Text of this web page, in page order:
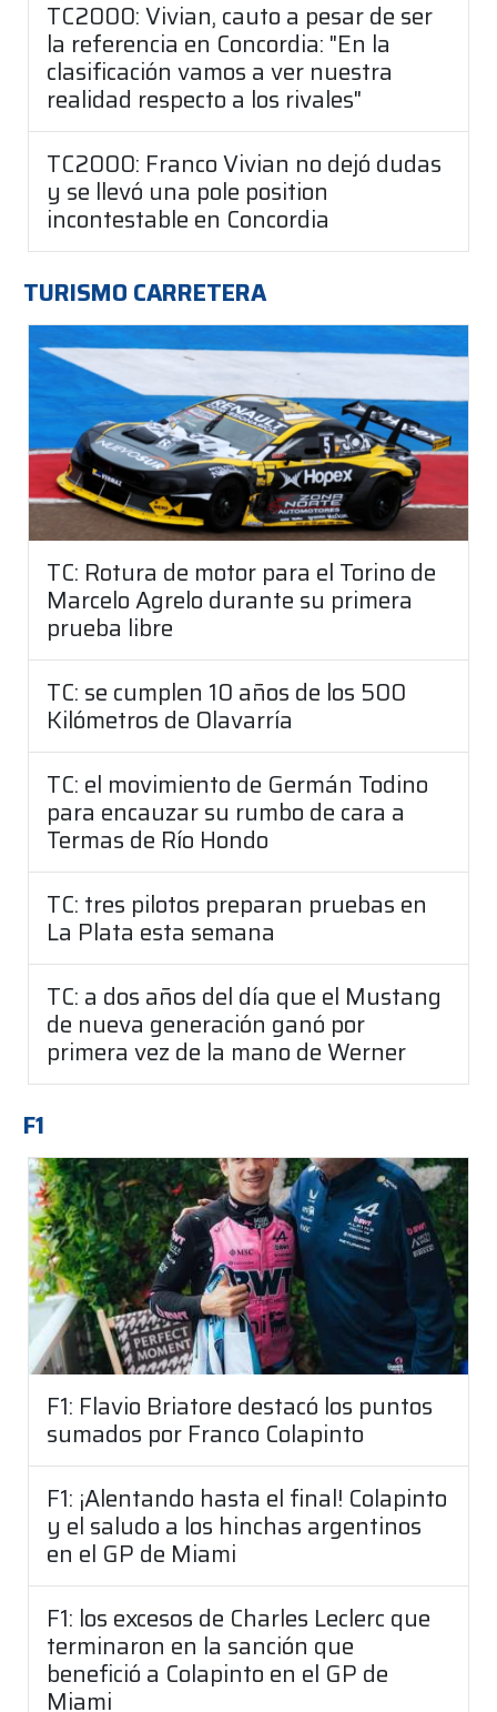
TC2000: Vivian, cauto a pesar de ser
la referencia en Concordia: "En la
clasificación vamos a ver nuestra
realidad respecto a los rivales"
TC2000: Franco Vivian no dejó dudas
y se llevó una pole position
incontestable en Concordia
TURISMO CARRETERA
TC: Rotura de motor para el Torino de
Marcelo Agrelo durante su primera
prueba libre
TC: se cumplen 10 años de los 500
Kilómetros de Olavarría
TC: el movimiento de Germán Todino
para encauzar su rumbo de cara a
Termas de Río Hondo
TC: tres pilotos preparan pruebas en
La Plata esta semana
TC: a dos años del día que el Mustang
de nueva generación ganó por
primera vez de la mano de Werner
F1
F1: Flavio Briatore destacó los puntos
sumados por Franco Colapinto
F1: ¡Alentando hasta el final! Colapinto
y el saludo a los hinchas argentinos
en el GP de Miami
F1: los excesos de Charles Leclerc que
terminaron en la sanción que
benefició a Colapinto en el GP de
Miami